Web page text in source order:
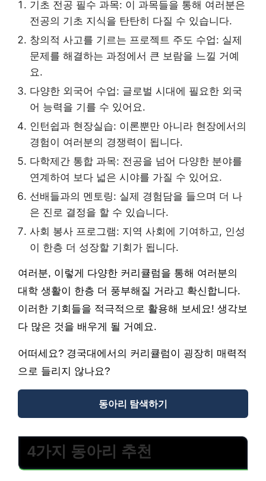
기초 전공 필수 과목: 이 과목들을 통해 여러분은
전공의 기초 지식을 탄탄히 다질 수 있습니다.
창의적 사고를 기르는 프로젝트 주도 수업: 실제
문제를 해결하는 과정에서 큰 보람을 느낄 거예
요.
다양한 외국어 수업: 글로벌 시대에 필요한 외국
어 능력을 기를 수 있어요.
인턴쉽과 현장실습: 이론뿐만 아니라 현장에서의
경험이 여러분의 경쟁력이 됩니다.
다학제간 통합 과목: 전공을 넘어 다양한 분야를
연계하여 보다 넓은 시야를 가질 수 있어요.
선배들과의 멘토링: 실제 경험담을 들으며 더 나
은 진로 결정을 할 수 있습니다.
사회 봉사 프로그램: 지역 사회에 기여하고, 인성
이 한층 더 성장할 기회가 됩니다.
여러분, 이렇게 다양한 커리큘럼을 통해 여러분의
대학 생활이 한층 더 풍부해질 거라고 확신합니다.
이러한 기회들을 적극적으로 활용해 보세요! 생각보
다 많은 것을 배우게 될 거예요.
어떠세요? 경국대에서의 커리큘럼이 굉장히 매력적
으로 들리지 않나요?
동아리 탐색하기
4가지 동아리 추천